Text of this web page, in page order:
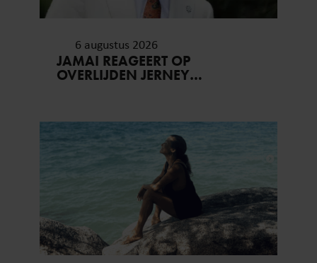
6 augustus 2026
JAMAI REAGEERT OP
OVERLIJDEN JERNEY
VERGETEN’